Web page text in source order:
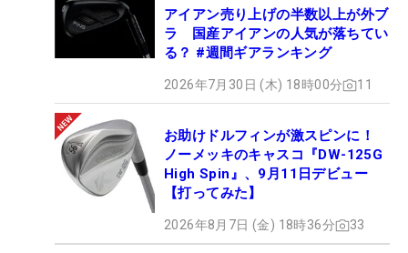
アイアン売り上げの半数以上が外ブ
ラ 国産アイアンの人気が落ちてい
る？ #週間ギアランキング
2026年7月30日 (木) 18時00分 11
お助けドルフィンが激スピンに！
ノーメッキのキャスコ『DW-125G
High Spin』、9月11日デビュー
【打ってみた】
2026年8月7日 (金) 18時36分 33